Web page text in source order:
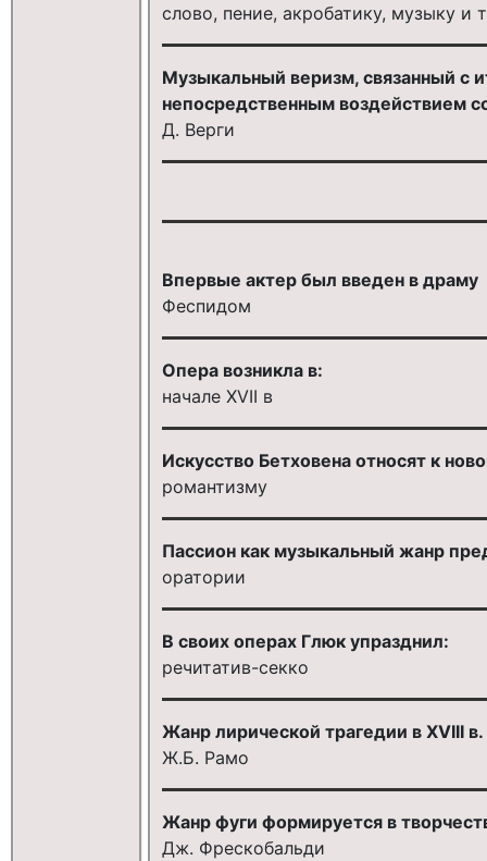
слово, пение, акробатику, музыку и
Музыкальный веризм, связанный с
непосредственным воздействием
Д. Верги
Впервые актер был введен в драму
Феспидом
Опера возникла в:
начале XVII в
Искусство Бетховена относят к
романтизму
Пассион как музыкальный жанр
оратории
В своих операх Глюк упразднил:
речитатив-секко
Жанр лирической трагедии в XVIII
Ж.Б. Рамо
Жанр фуги формируется в
Дж. Фрескобальди